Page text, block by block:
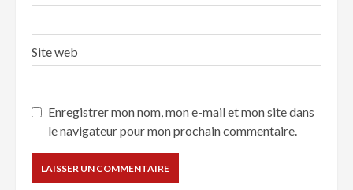
Site web
Enregistrer mon nom, mon e-mail et mon site dans
le navigateur pour mon prochain commentaire.